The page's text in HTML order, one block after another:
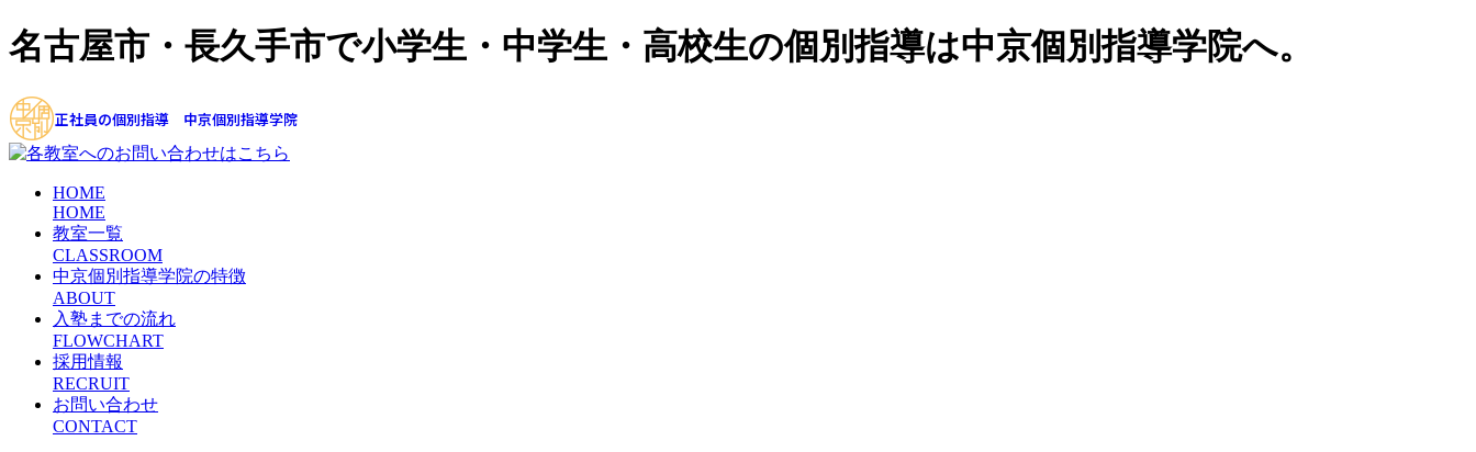
名古屋市・長久手市で小学生・中学生・高校生の個別指導は中京個別指導学院へ。
正社員の個別指導 中京個別指導学院
HOME
HOME
教室一覧
CLASSROOM
中京個別指導学院の特徴
ABOUT
入塾までの流れ
FLOWCHART
採用情報
RECRUIT
お問い合わせ
CONTACT